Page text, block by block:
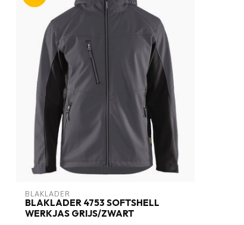
BLAKLADER
BLAKLADER 4753 SOFTSHELL
WERKJAS GRIJS/ZWART